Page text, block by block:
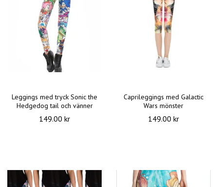
Leggings med tryck Sonic the
Hedgedog tail och vänner
149.00 kr
Caprileggings med Galactic
Wars mönster
149.00 kr